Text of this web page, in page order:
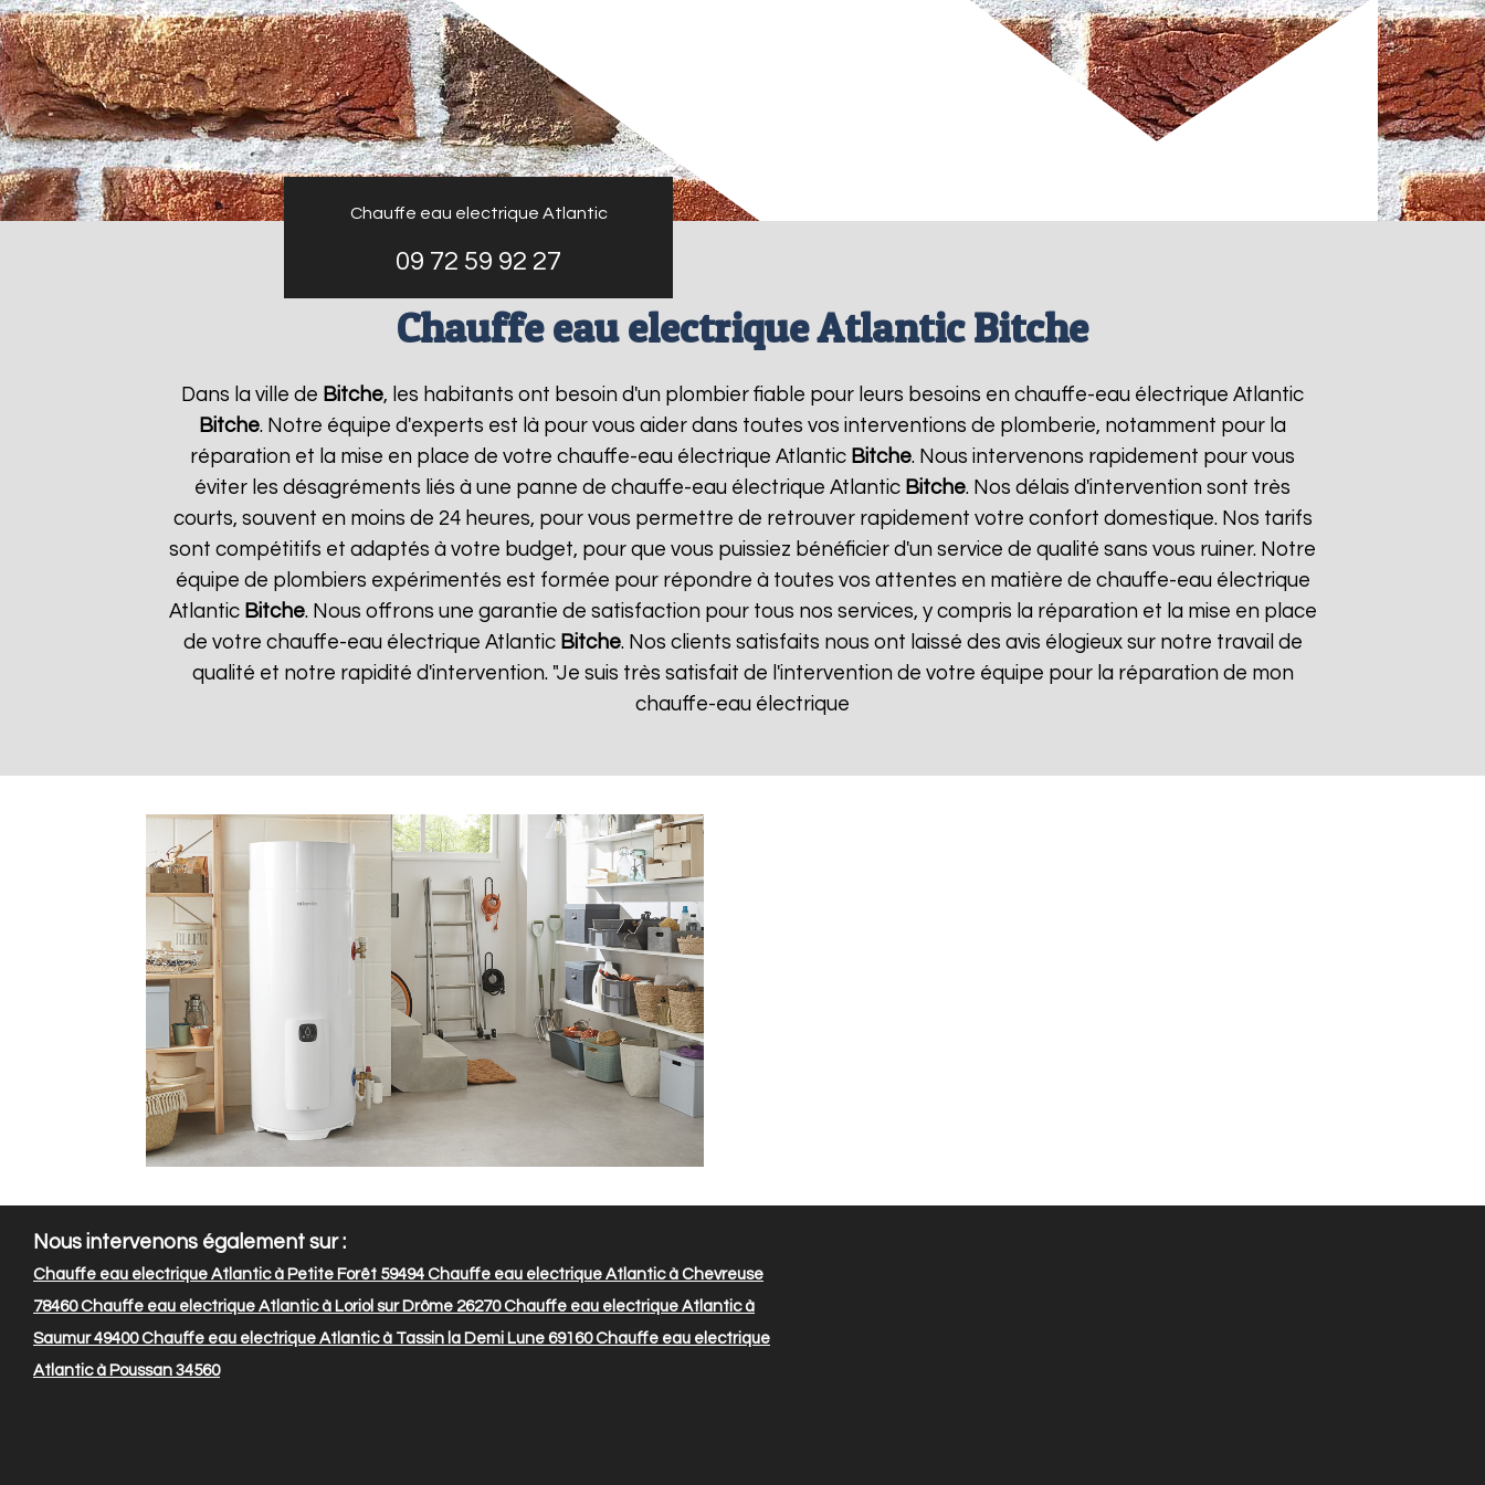
Chauffe eau electrique Atlantic
09 72 59 92 27
Chauffe eau electrique Atlantic Bitche
Dans la ville de Bitche, les habitants ont besoin d'un plombier fiable pour leurs besoins en chauffe-eau électrique Atlantic
Bitche. Notre équipe d'experts est là pour vous aider dans toutes vos interventions de plomberie, notamment pour la
réparation et la mise en place de votre chauffe-eau électrique Atlantic Bitche. Nous intervenons rapidement pour vous
éviter les désagréments liés à une panne de chauffe-eau électrique Atlantic Bitche. Nos délais d'intervention sont très
courts, souvent en moins de 24 heures, pour vous permettre de retrouver rapidement votre confort domestique. Nos tarifs
sont compétitifs et adaptés à votre budget, pour que vous puissiez bénéficier d'un service de qualité sans vous ruiner. Notre
équipe de plombiers expérimentés est formée pour répondre à toutes vos attentes en matière de chauffe-eau électrique
Atlantic Bitche. Nous offrons une garantie de satisfaction pour tous nos services, y compris la réparation et la mise en place
de votre chauffe-eau électrique Atlantic Bitche. Nos clients satisfaits nous ont laissé des avis élogieux sur notre travail de
qualité et notre rapidité d'intervention. "Je suis très satisfait de l'intervention de votre équipe pour la réparation de mon
chauffe-eau électrique
Nous intervenons également sur :
Chauffe eau electrique Atlantic à Petite Forêt 59494 Chauffe eau electrique Atlantic à Chevreuse
78460Chauffe eau electrique Atlantic à Loriol sur Drôme 26270Chauffe eau electrique Atlantic à
Saumur 49400Chauffe eau electrique Atlantic à Tassin la Demi Lune 69160Chauffe eau electrique
Atlantic à Poussan 34560